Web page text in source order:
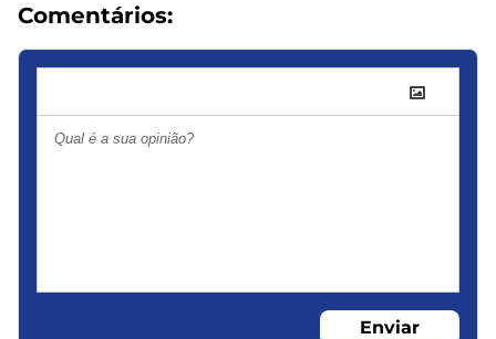
Comentários:
Enviar